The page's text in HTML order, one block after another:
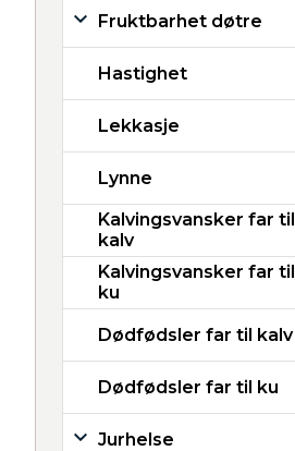
Fruktbarhet døtre
Hastighet
Lekkasje
Lynne
Kalvingsvansker far til
kalv
Kalvingsvansker far til
ku
Dødfødsler far til kalv
Dødfødsler far til ku
Jurhelse